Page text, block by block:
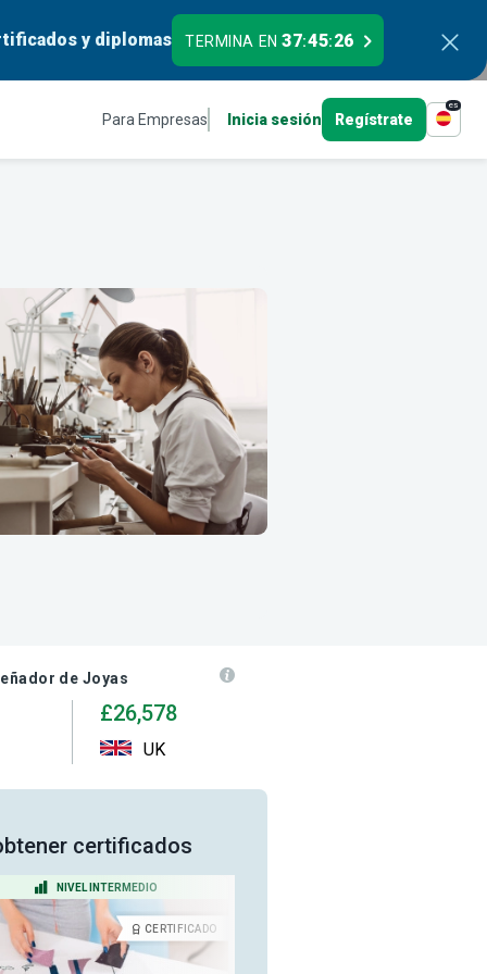
y diplomas TERMINA EN37:45:25
Para Empresas Inicia sesión Regístrate
es
de Joyas
£26,578
UK
certificados
NIVEL INTERMEDIO
CERTIFICADO